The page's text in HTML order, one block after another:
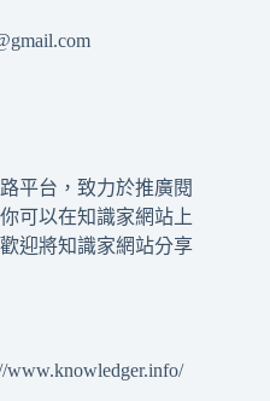
平台，致力於推廣閱
可以在知識家網站上
迎將知識家網站分享
www.knowledger.info/